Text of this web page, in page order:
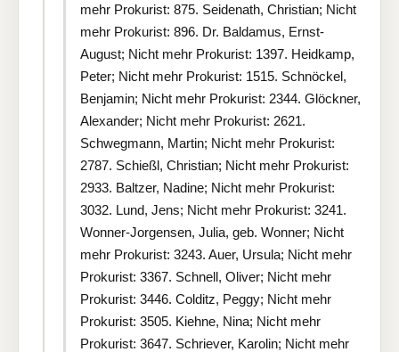
mehr Prokurist: 875. Seidenath, Christian; Nicht
mehr Prokurist: 896. Dr. Baldamus, Ernst-
August; Nicht mehr Prokurist: 1397. Heidkamp,
Peter; Nicht mehr Prokurist: 1515. Schnöckel,
Benjamin; Nicht mehr Prokurist: 2344. Glöckner,
Alexander; Nicht mehr Prokurist: 2621.
Schwegmann, Martin; Nicht mehr Prokurist:
2787. Schießl, Christian; Nicht mehr Prokurist:
2933. Baltzer, Nadine; Nicht mehr Prokurist:
3032. Lund, Jens; Nicht mehr Prokurist: 3241.
Wonner-Jorgensen, Julia, geb. Wonner; Nicht
mehr Prokurist: 3243. Auer, Ursula; Nicht mehr
Prokurist: 3367. Schnell, Oliver; Nicht mehr
Prokurist: 3446. Colditz, Peggy; Nicht mehr
Prokurist: 3505. Kiehne, Nina; Nicht mehr
Prokurist: 3647. Schriever, Karolin; Nicht mehr